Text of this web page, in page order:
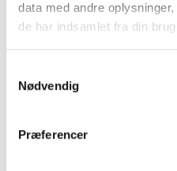
data med andre
de har indsamlet fra din
Nødvendig
Præferencer
Specifikationer
Varenummer:
Dokumenter